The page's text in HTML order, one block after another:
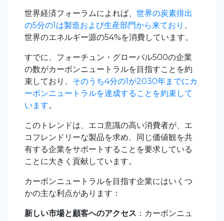
世界経済フォーラムによれば、 世界の炭素排出
の5分の1は製造および生産部門から来ており
世界のエネルギー源の54%を消費しています。
すでに、フォーチュン・グローバル500の企業
の数がカーボンニュートラルを目指すことを約
束しており、 そのうち4分の1が2030年までにカ
ーボンニュートラルを達成することを約束して
います。
このトレンドは、エコ意識の高い消費者が、エ
コフレンドリーな製品を求め、同じ価値観を共
有する企業をサポートすることを要求している
ことに大きく貢献しています。
カーボンニュートラルを目指す企業にはいくつ
かの主な利点があります：
新しい市場と顧客へのアクセス ：カーボンニュ